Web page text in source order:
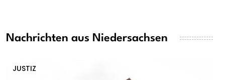
Nachrichten aus Niedersachsen
JUSTIZ